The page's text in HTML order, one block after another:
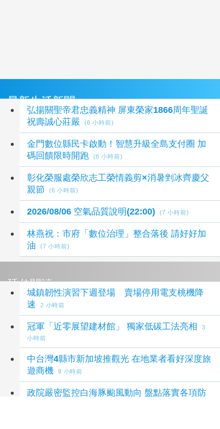
最新生活新聞
弘揚關聖帝君忠義精神 屏東榮家1866周年聖誕
祝壽誠心莊嚴
(6 小時前)
金門數位縣民卡啟動！智慧升級全島支付圈 加
碼回饋限時開跑
(6 小時前)
彰化榮服處榮欣志工榮情義剪×消暑剉冰齊慶父
親節
(6 小時前)
2026/08/06 空氣品質說明(22:00) (7 小時前)
林燕祝：市府「數位治理」整合落後 請好好加
油
(7 小時前)
延伸閱讀
城鎮韌性演習下週登場 賣場停用電支桃機降
速
2 小時前
冠軍「近零展望建材館」 獨家低碳工法亮相
3
小時前
中台灣4縣市新加坡推觀光 在地業者看好深度旅
遊商機
9 小時前
政院嚴密監控白海豚颱風動向 盤點落實各項防